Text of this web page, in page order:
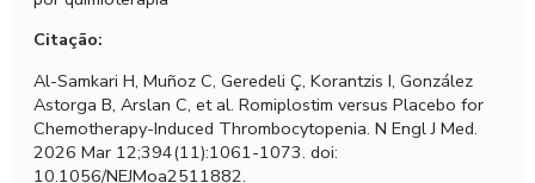
Citação:
Al-Samkari H, Muñoz C, Geredeli Ç, Korantzis I, González
Astorga B, Arslan C, et al. Romiplostim versus Placebo for
Chemotherapy-Induced Thrombocytopenia. N Engl J Med.
2026 Mar 12;394(11):1061-1073. doi:
10.1056/NEJMoa2511882.